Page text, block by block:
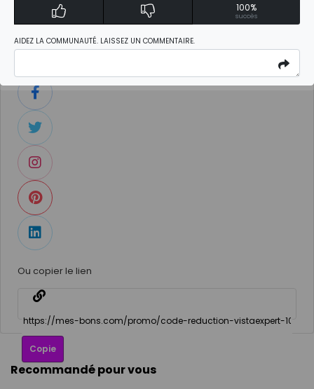
Partagez ce lien via
Ou copier le lien
Copie
Recommandé pour vous
100%
succès
AIDEZ LA COMMUNAUTÉ. LAISSEZ UN COMMENTAIRE.